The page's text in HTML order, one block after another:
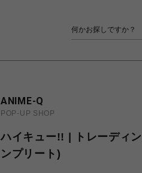
ANIME-Q
POP-UP SHOP
ハイキュー!! | トレーディ
ンプリート)